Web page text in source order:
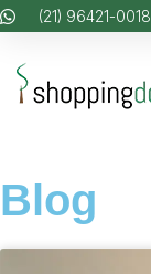
(21) 96421-0018
Blog